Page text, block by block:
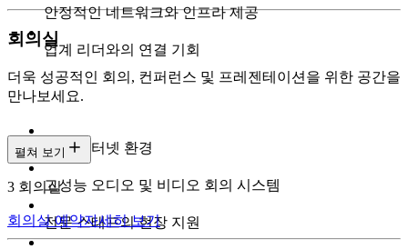
안정적인 네트워크와 인프라 제공
업계 리더와의 연결 기회
회의실
더욱 성공적인 회의, 컨퍼런스 및 프레젠테이션을 위한 공간을
만나보세요.
고속 인터넷 환경
고성능 오디오 및 비디오 회의 시스템
전문 스태프의 현장 지원
펼쳐 보기
3 회의실
회의실 예약자세히 보기